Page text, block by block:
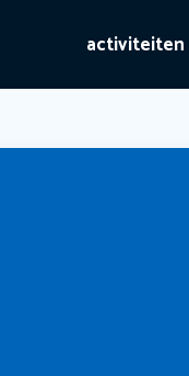
activiteiten